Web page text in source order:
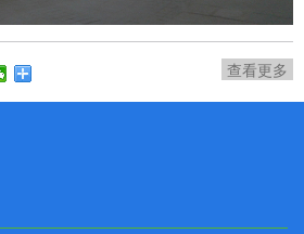
查看更多